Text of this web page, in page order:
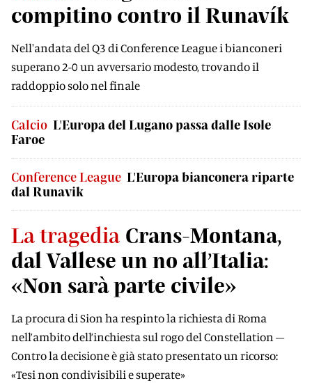
compitino contro il Runavík
Nell'andata del Q3 di Conference League i bianconeri
superano 2-0 un avversario modesto, trovando il
raddoppio solo nel finale
Calcio L'Europa del Lugano passa dalle Isole
Faroe
Conference League L'Europa bianconera riparte
dal Runavik
La tragedia Crans-Montana,
dal Vallese un no all’Italia:
«Non sarà parte civile»
La procura di Sion ha respinto la richiesta di Roma
nell’ambito dell’inchiesta sul rogo del Constellation –
Contro la decisione è già stato presentato un ricorso:
«Tesi non condivisibili e superate»